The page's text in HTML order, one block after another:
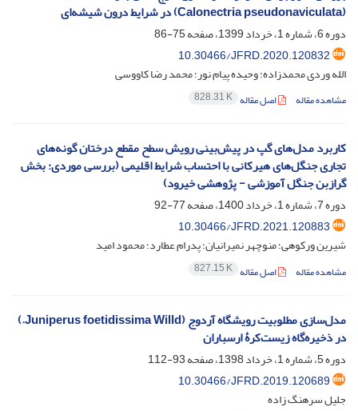
(Calonectria pseudonaviculata) در شرایط درون شیشه‌ای‌
دوره 6، شماره 1، خرداد 1399، صفحه
75-86
10.30466/JFRD.2020.120832
الله وردی محمدزاده؛ وحیده پیام نور؛ محمد رضا کاووسی
مشاهده مقاله اصل مقاله 828.31 K
کاربرد مدل‌های گپ در پیش‌بینی رویش سطح مقطع درختان گونه‌های
تجاری جنگل‌های هیرکانی با احتساب شرایط اقلیمی (بررسی موردی: بخش
گرازبن جنگل آموزشی - پژوهشی خیرود)‏
دوره 7، شماره 1، خرداد 1400، صفحه
77-92
10.30466/JFRD.2021.120883
شیرین ورکوهی؛ منوچهر نمیرانیان؛ پدرام عطارد؛ محمود امید
مشاهده مقاله اصل مقاله 827.15 K
مدل‌سازی مطلوبیت رویشگاه آردوج (Juniperus foetidissima Willd.)
در ذخیره‌گاه زیست‌کرۀ ارسباران
دوره 5، شماره 1، خرداد 1398، صفحه
93-112
10.30466/JFRD.2019.120689
جلیل سرهنگ زاده